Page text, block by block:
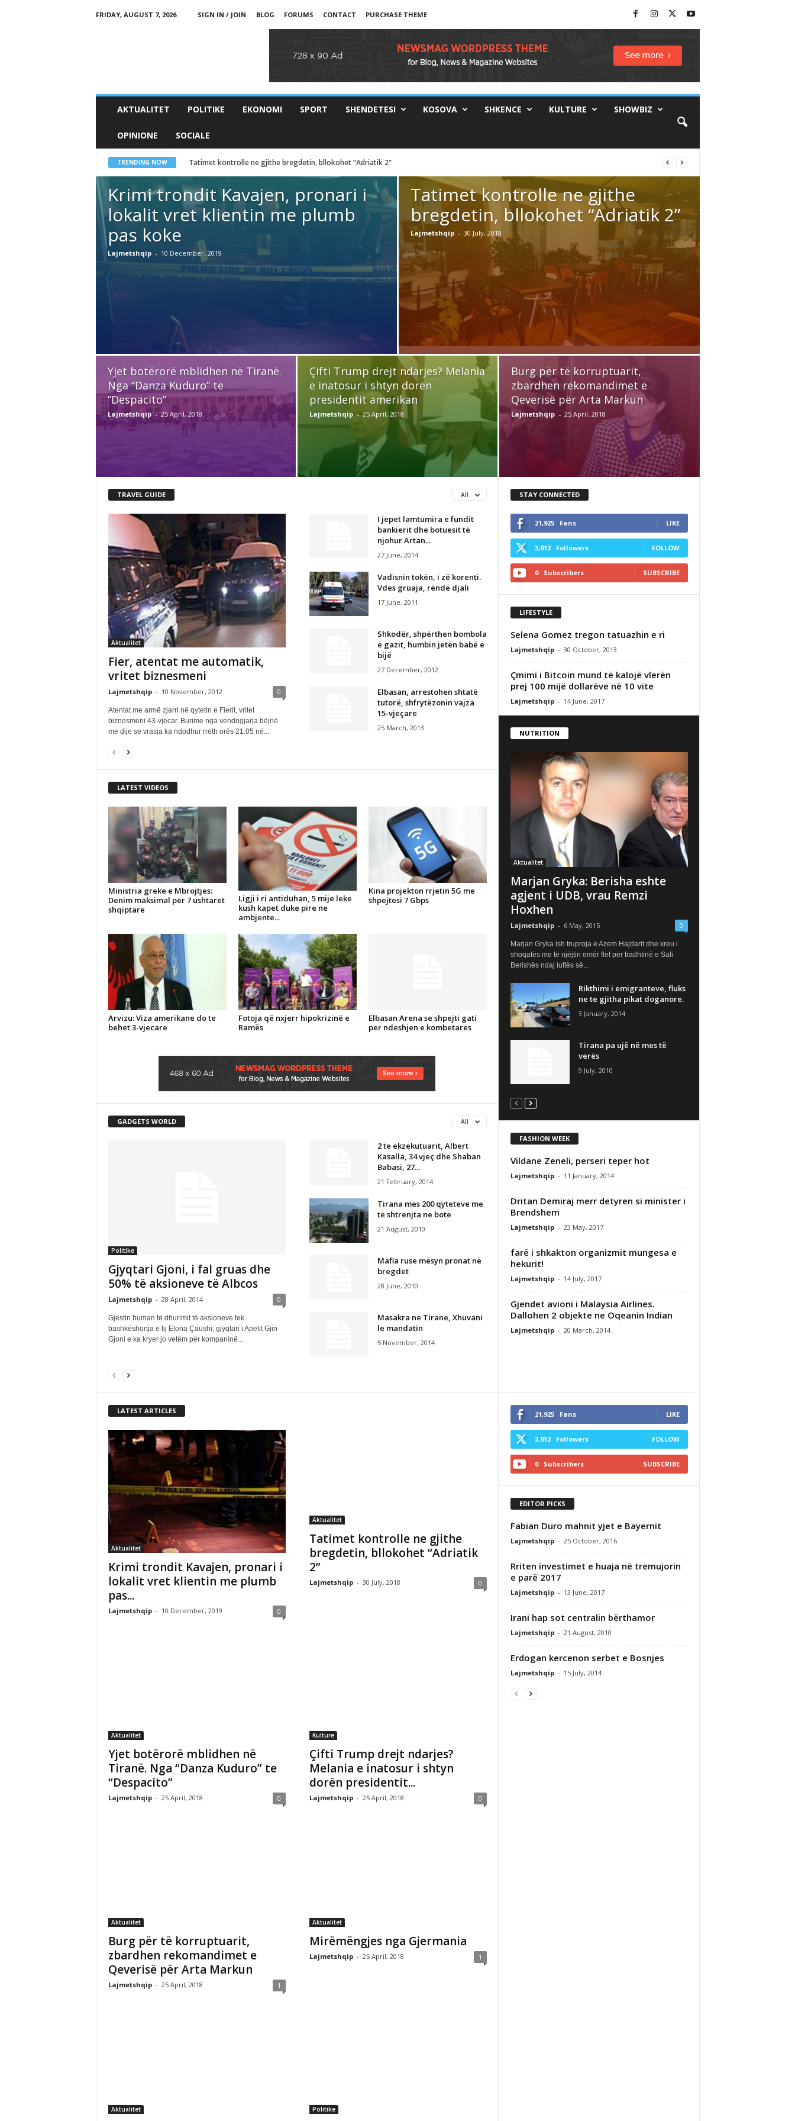
FRIDAY, AUGUST 7, 2026 SIGN IN / JOIN BLOG FORUMS CONTACT PURCHASE THEME
AKTUALITET POLITIKE EKONOMI SPORT SHENDETESI KOSOVA SHKENCE KULTURE SHOWBIZ
OPINIONE SOCIALE
TRENDING NOW Tatimet kontrolle ne gjithe bregdetin, bllokohet “Adriatik 2”
Yjet botërorë mblidhen në Tiranë. Nga “Danza Kuduro” te “Despacito”
Krimi trondit Kavajen, pronari i
lokalit vret klientin me plumb
pas koke
Lajmetshqip - 10 December, 2019
Tatimet kontrolle ne gjithe
bregdetin, bllokohet “Adriatik 2”
Lajmetshqip - 30 July, 2018
Yjet botërorë mblidhen në Tiranë.
Nga “Danza Kuduro” te
“Despacito”
Lajmetshqip - 25 April, 2018
Çifti Trump drejt ndarjes? Melania
e inatosur i shtyn dorën
presidentit amerikan
Lajmetshqip - 25 April, 2018
Burg për të korruptuarit,
zbardhen rekomandimet e
Qeverisë për Arta Markun
Lajmetshqip - 25 April, 2018
TRAVEL GUIDE All
Aktualitet
Fier, atentat me automatik,
vritet biznesmeni
Lajmetshqip - 10 November, 2012 0
Atentat me armë zjarri në qytetin e Fierit, vritet
biznesmeni 43-vjecar. Burime nga vendngjarja bëjnë
me dije se vrasja ka ndodhur rreth orës 21:05 në...
I jepet lamtumira e fundit
bankierit dhe botuesit të
njohur Artan...
27 June, 2014
Vadisnin tokën, i zë korenti.
Vdes gruaja, rëndë djali
17 June, 2011
Shkodër, shpërthen bombola
e gazit, humbin jetën babë e
bijë
27 December, 2012
Elbasan, arrestohen shtatë
tutorë, shfrytëzonin vajza
15-vjeçare
25 March, 2013
LATEST VIDEOS
Ministria greke e Mbrojtjes:
Denim maksimal per 7 ushtaret
shqiptare
Ligji i ri antiduhan, 5 mije leke
kush kapet duke pire ne
ambjente...
Kina projekton rrjetin 5G me
shpejtesi 7 Gbps
Arvizu: Viza amerikane do te
behet 3-vjecare
Fotoja që nxjerr hipokrizinë e
Ramës
Elbasan Arena se shpejti gati
per ndeshjen e kombetares
GADGETS WORLD All
Politike
Gjyqtari Gjoni, i fal gruas dhe
50% të aksioneve të Albcos
Lajmetshqip - 28 April, 2014 0
Gjestin human të dhurimit të aksioneve tek
bashkëshortja e tij Elona Çaushi, gjyqtari i Apelit Gjin
Gjoni e ka kryer jo vetëm për kompaninë...
2 te ekzekutuarit, Albert
Kasalla, 34 vjeç dhe Shaban
Babasi, 27...
21 February, 2014
Tirana mes 200 qyteteve me
te shtrenjta ne bote
21 August, 2010
Mafia ruse mësyn pronat në
bregdet
28 June, 2010
Masakra ne Tirane, Xhuvani
le mandatin
5 November, 2014
STAY CONNECTED
21,925 Fans LIKE
3,912 Followers FOLLOW
0 Subscribers SUBSCRIBE
LIFESTYLE
Selena Gomez tregon tatuazhin e ri
Lajmetshqip - 30 October, 2013
Çmimi i Bitcoin mund të kalojë vlerën
prej 100 mijë dollarëve në 10 vite
Lajmetshqip - 14 June, 2017
NUTRITION
Aktualitet
Marjan Gryka: Berisha eshte
agjent i UDB, vrau Remzi
Hoxhen
Lajmetshqip - 6 May, 2015 0
Marjan Gryka ish truproja e Azem Hajdarit dhe kreu i
shoqatës me të njëjtin emër flet për tradhtinë e Sali
Berishës ndaj luftës së...
Rikthimi i emigranteve, fluks
ne te gjitha pikat doganore.
3 January, 2014
Tirana pa ujë në mes të
verës
9 July, 2010
FASHION WEEK
Vildane Zeneli, perseri teper hot
Lajmetshqip - 11 January, 2014
Dritan Demiraj merr detyren si minister i
Brendshem
Lajmetshqip - 23 May, 2017
Ҫfarë i shkakton organizmit mungesa e
hekurit!
Lajmetshqip - 14 July, 2017
Gjendet avioni i Malaysia Airlines.
Dallohen 2 objekte ne Oqeanin Indian
Lajmetshqip - 20 March, 2014
LATEST ARTICLES
Aktualitet
Krimi trondit Kavajen, pronari i
lokalit vret klientin me plumb
pas...
Lajmetshqip - 10 December, 2019 0
Aktualitet
Tatimet kontrolle ne gjithe
bregdetin, bllokohet “Adriatik
2”
Lajmetshqip - 30 July, 2018 0
Aktualitet
Yjet botërorë mblidhen në
Tiranë. Nga “Danza Kuduro” te
“Despacito”
Lajmetshqip - 25 April, 2018 0
Kulture
Çifti Trump drejt ndarjes?
Melania e inatosur i shtyn
dorën presidentit...
Lajmetshqip - 25 April, 2018 0
Aktualitet
Burg për të korruptuarit,
zbardhen rekomandimet e
Qeverisë për Arta Markun
Lajmetshqip - 25 April, 2018 1
Aktualitet
Mirëmëngjes nga Gjermania
Lajmetshqip - 25 April, 2018 1
Aktualitet Politike
21,925 Fans LIKE
3,912 Followers FOLLOW
0 Subscribers SUBSCRIBE
EDITOR PICKS
Fabian Duro mahnit yjet e Bayernit
Lajmetshqip - 25 October, 2016
Rriten investimet e huaja në tremujorin
e parë 2017
Lajmetshqip - 13 June, 2017
Irani hap sot centralin bërthamor
Lajmetshqip - 21 August, 2010
Erdogan kercenon serbet e Bosnjes
Lajmetshqip - 15 July, 2014